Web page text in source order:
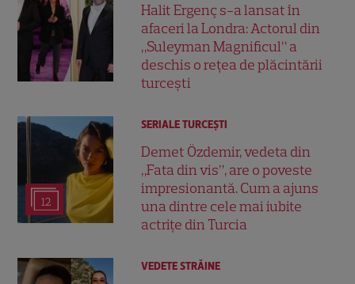
Halit Ergenç s-a lansat în
afaceri la Londra: Actorul din
„Suleyman Magnificul” a
deschis o rețea de plăcintării
turcești
12
SERIALE TURCEŞTI
Demet Özdemir, vedeta din
„Fata din vis”, are o poveste
impresionantă. Cum a ajuns
una dintre cele mai iubite
actrițe din Turcia
VEDETE STRĂINE